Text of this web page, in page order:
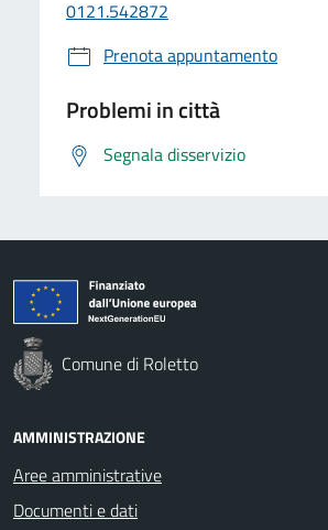
0121.542872
Prenota appuntamento
Problemi in città
Segnala disservizio
Comune di Roletto
AMMINISTRAZIONE
Aree amministrative
Documenti e dati